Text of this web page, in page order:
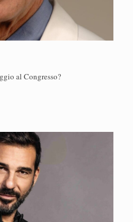
al Congresso?